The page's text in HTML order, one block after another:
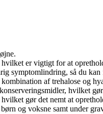
er vigtigt for at
symptomlindring, så du
af trehalose og
hvilket
gør det nemt at
og voksne samt under